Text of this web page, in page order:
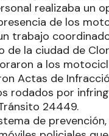
realizaba un
de los
trabajo
de la ciudad de
a los
Actas de
rodados por
24449.
de